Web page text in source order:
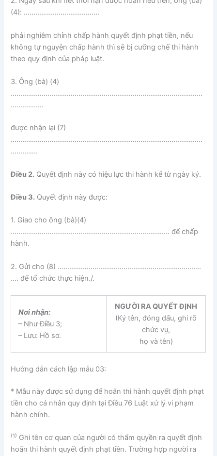
(4): …………………………………
phải nghiêm chỉnh chấp hành quyết định phạt tiền, nếu
không tự nguyện chấp hành thì sẽ bị cưỡng chế thi hành
theo quy định của pháp luật.
3. Ông (bà) (4)
………………………………………………………………………………………
……………..
được nhận lại (7)
………………………………………………………………………………………
…………..
Điều 2. Quyết định này có hiệu lực thi hành kể từ ngày ký.
Điều 3. Quyết định này được:
1. Giao cho ông (bà)(4)
………………………………………………………………………. để chấp
hành.
2. Gửi cho (8) ………………………………………………………………..
…. để tổ chức thực hiện./.
Nơi nhận:
– Như Điều 3;
– Lưu: Hồ sơ.
NGƯỜI RA QUYẾT ĐỊNH
(Ký tên, đóng dấu, ghi rõ
chức vụ,
họ và tên)
Hướng dẫn cách lập mẫu 03:
* Mẫu này được sử dụng để hoãn thi hành quyết định phạt
tiền cho cá nhân quy định tại Điều 76 Luật xử lý vi phạm
hành chính.
(1) Ghi tên cơ quan của người có thẩm quyền ra quyết định
hoãn thi hành quyết định phạt tiền. Trường hợp người ra